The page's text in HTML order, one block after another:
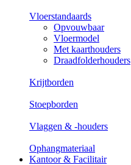
Vloerstandaards
Opvouwbaar
Vloermodel
Met kaarthouders
Draadfolderhouders
Krijtborden
Stoepborden
Vlaggen & -houders
Ophangmateriaal
Kantoor & Facilitair